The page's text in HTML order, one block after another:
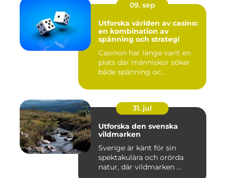
09. sep
Utforska världen av casino:
en kombination av
spänning och strategi
Casinon har länge varit en
plats där människor söker
både spänning oc...
31. jul
Utforska den svenska
vildmarken
Sverige är känt för sin
spektakulära och orörda
natur, där vildmarken ...